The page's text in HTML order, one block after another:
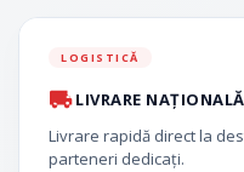
LOGISTICĂ
LIVRARE NAȚIONALĂ
Livrare rapidă direct la
parteneri dedicați.